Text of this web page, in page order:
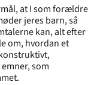
at I som forældre
jeres barn, så
kan, alt efter
om, hvordan et
som